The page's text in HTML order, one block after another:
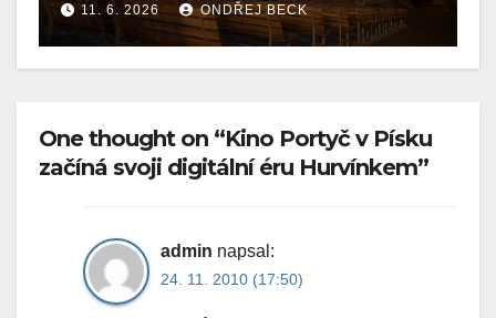
11. 6. 2026 ONDŘEJ BECK
One thought on “Kino Portyč v Písku
začíná svoji digitální éru Hurvínkem”
admin napsal:
24. 11. 2010 (17:50)